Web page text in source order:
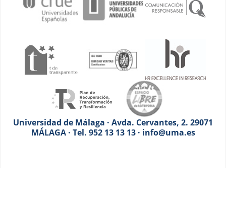
Universidad de Málaga · Avda. Cervantes, 2. 29071
MÁLAGA · Tel. 952 13 13 13 · info@uma.es